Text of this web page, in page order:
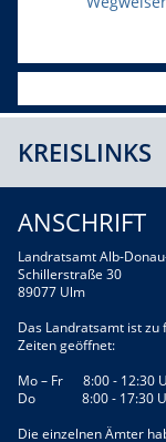
KREISLINKS
ANSCHRIFT
Landratsamt Alb-
Schillerstraße 30
89077 Ulm
Das Landratsamt ist zu
Zeiten geöffnet:
Mo – Fr 8:00 - 12:30
Do 8:00 - 17:30
Die einzelnen Ämter